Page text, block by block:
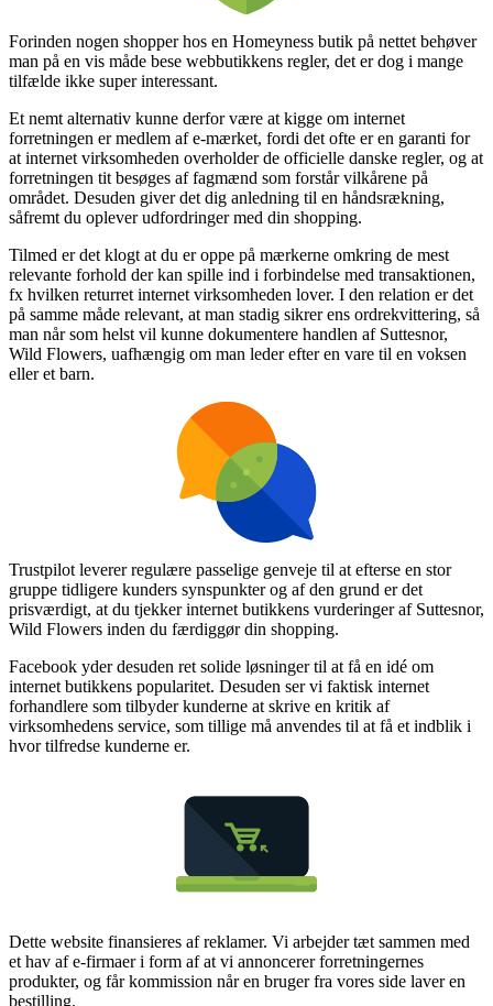
Forinden nogen shopper hos en Homeyness butik på nettet behøver
man på en vis måde bese webbutikkens regler, det er dog i mange
tilfælde ikke super interessant.
Et nemt alternativ kunne derfor være at kigge om internet
forretningen er medlem af e-mærket, fordi det ofte er en garanti for
at internet virksomheden overholder de officielle danske regler, og at
forretningen tit besøges af fagmænd som forstår vilkårene på
området. Desuden giver det dig anledning til en håndsrækning,
såfremt du oplever udfordringer med din shopping.
Tilmed er det klogt at du er oppe på mærkerne omkring de mest
relevante forhold der kan spille ind i forbindelse med transaktionen,
fx hvilken returret internet virksomheden lover. I den relation er det
på samme måde relevant, at man stadig sikrer ens ordrekvittering, så
man når som helst vil kunne dokumentere handlen af Suttesnor,
Wild Flowers, uafhængig om man leder efter en vare til en voksen
eller et barn.
Trustpilot leverer regulære passelige genveje til at efterse en stor
gruppe tidligere kunders synspunkter og af den grund er det
prisværdigt, at du tjekker internet butikkens vurderinger af Suttesnor,
Wild Flowers inden du færdiggør din shopping.
Facebook yder desuden ret solide løsninger til at få en idé om
internet butikkens popularitet. Desuden ser vi faktisk internet
forhandlere som tilbyder kunderne at skrive en kritik af
virksomhedens service, som tillige må anvendes til at få et indblik i
hvor tilfredse kunderne er.
Dette website finansieres af reklamer. Vi arbejder tæt sammen med
et hav af e-firmaer i form af at vi annoncerer forretningernes
produkter, og får kommission når en bruger fra vores side laver en
bestilling.